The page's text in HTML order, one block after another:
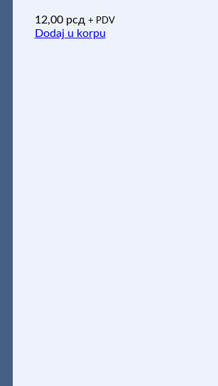
12,00 рсд + PDV
Dodaj u korpu